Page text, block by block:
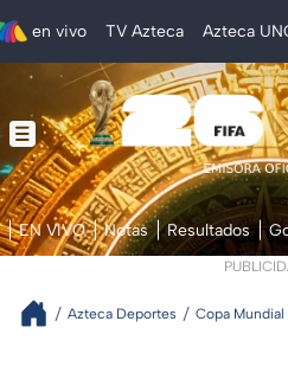
en vivo TV Azteca Azteca
EN VIVO Notas Resultados
Azteca Deportes Copa Mundial